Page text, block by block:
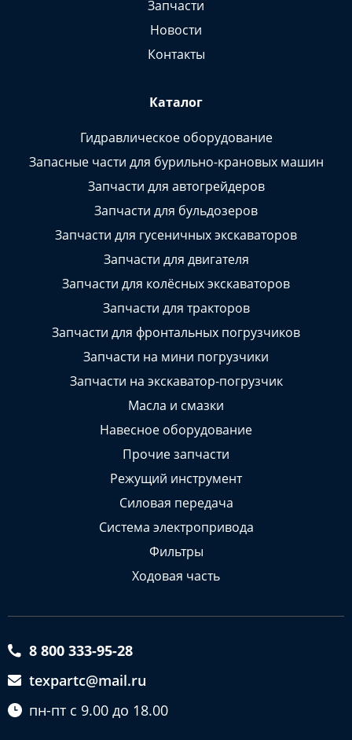
Запчасти
Новости
Контакты
Каталог
Гидравлическое оборудование
Запасные части для бурильно-крановых машин
Запчасти для автогрейдеров
Запчасти для бульдозеров
Запчасти для гусеничных экскаваторов
Запчасти для двигателя
Запчасти для колёсных экскаваторов
Запчасти для тракторов
Запчасти для фронтальных погрузчиков
Запчасти на мини погрузчики
Запчасти на экскаватор-погрузчик
Масла и смазки
Навесное оборудование
Прочие запчасти
Режущий инструмент
Силовая передача
Система электропривода
Фильтры
Ходовая часть
8 800 333-95-28
texpartc@mail.ru
пн-пт с 9.00 до 18.00